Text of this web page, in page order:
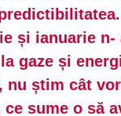
și ianuarie n-
gaze și
nu știm cât
sume o să